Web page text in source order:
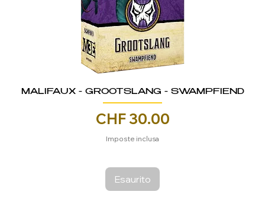
MALIFAUX - GROOTSLANG - SWAMPFIEND
Prezzo
CHF 30.00
Imposte inclusa
Esaurito